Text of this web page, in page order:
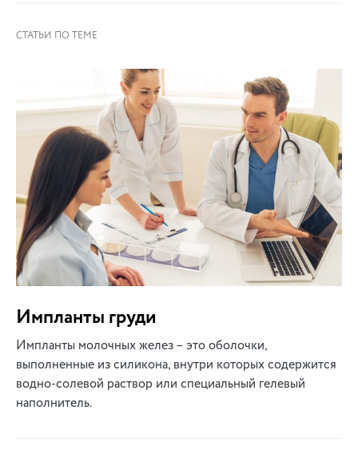
Импланты груди
Импланты молочных желез – это оболочки,
выполненные из силикона, внутри которых содержится
водно-солевой раствор или специальный гелевый
наполнитель.